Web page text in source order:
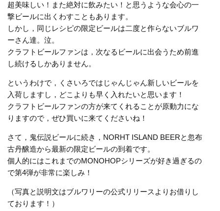
超美味しい！また絶対に飲みたい！と思うような会心の一
撃ビールに出くわすこともあります。
しかし，同じレシピの限定ビールは二度と作らないブルワ
ーさん達。泣。
クラフトビールファンは，次なるビールに出会うため前進
し続けるしかありません。
というわけで，くさいろではじゃんじゃん新しいビールを
入荷しますし，どこよりも早く入れたいと思います！
クラフトビールファンの方が来てくれることが原動力にな
りますので，ぜひ買いに来てくださいね！
さて，鬼伝説ビールに続き，NORHT ISLAND BEERと忽布
古丹醸造から最新の限定ビールの到着です。
個人的にはこれまでのMONOHOPシリーズが好き過ぎるの
で第4弾が非常に楽しみ！
（写真と説明文はブルワリーの公式リリースよりお借りし
ております！）